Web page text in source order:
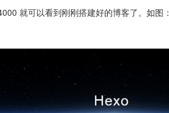
就可以看到刚刚搭建好的博客了。如图：